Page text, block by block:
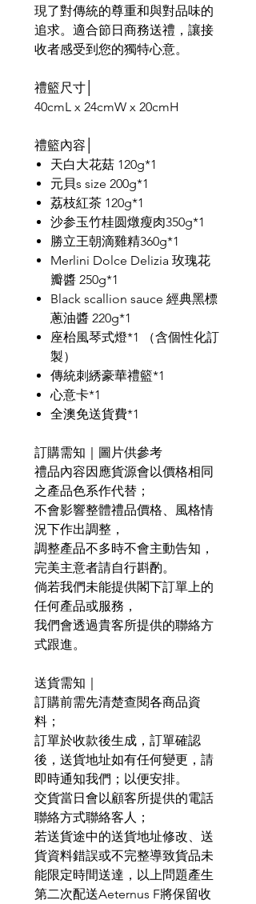
現了對傳統的尊重和與對品味的
追求。適合節日商務送禮，讓接
收者感受到您的獨特心意。
禮籃尺寸│
40cmL x 24cmW x 20cmH
禮籃內容│
天白大花菇 120g*1
元貝s size 200g*1
荔枝紅茶 120g*1
沙参玉竹桂圆燉瘦肉350g*1
勝立王朝滴雞精360g*1
Merlini Dolce Delizia 玫瑰花
瓣醬 250g*1
Black scallion sauce 經典黑標
蔥油醬 220g*1
座枱風琴式燈*1 （含個性化訂
製）
傳統刺綉豪華禮籃*1
心意卡*1
全澳免送貨費*1
訂購需知｜圖片供參考
禮品內容因應貨源會以價格相同
之產品色系作代替；
不會影響整體禮品價格、風格情
況下作出調整，
調整產品不多時不會主動告知，
完美主意者請自行斟酌。
倘若我們未能提供閣下訂單上的
任何產品或服務，
我們會透過貴客所提供的聯絡方
式跟進。
送貨需知｜
訂購前需先清楚查閱各商品資
料；
訂單於收款後生成，訂單確認
後，送貨地址如有任何變更，請
即時通知我們；以便安排。
交貨當日會以顧客所提供的電話
聯絡方式聯絡客人；
若送貨途中的送貨地址修改、送
貨資料錯誤或不完整導致貨品未
能限定時間送達，以上問題產生
第二次配送Aeternus F將保留收